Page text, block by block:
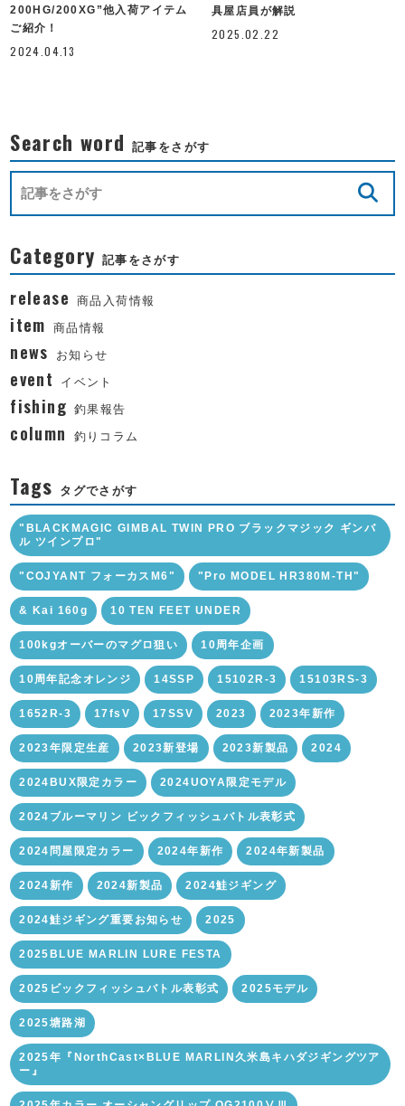
200HG/200XG”他入荷アイテム
ご紹介！
2024.04.13
具屋店員が解説
2025.02.22
Search word 記事をさがす
Category 記事をさがす
release 商品入荷情報
item 商品情報
news お知らせ
event イベント
fishing 釣果報告
column 釣りコラム
Tags タグでさがす
"BLACKMAGIC GIMBAL TWIN PRO ブラックマジック ギンバ
ル ツインプロ"
"COJYANT フォーカスM6" "Pro MODEL HR380M-TH"
& Kai 160g 10 TEN FEET UNDER
100kgオーバーのマグロ狙い 10周年企画
10周年記念オレンジ 14SSP 15102R-3 15103RS-3
1652R-3 17fsV 17SSV 2023 2023年新作
2023年限定生産 2023新登場 2023新製品 2024
2024BUX限定カラー 2024UOYA限定モデル
2024ブルーマリン ビックフィッシュバトル表彰式
2024問屋限定カラー 2024年新作 2024年新製品
2024新作 2024新製品 2024鮭ジギング
2024鮭ジギング重要お知らせ 2025
2025BLUE MARLIN LURE FESTA
2025ビックフィッシュバトル表彰式 2025モデル
2025塘路湖
2025年『NorthCast×BLUE MARLIN久米島キハダジギングツア
ー』